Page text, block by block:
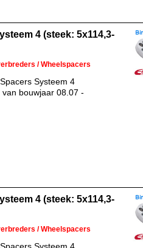
4 (steek: 5x114,3-
/ Wheelspacers
Systeem 4
bouwjaar 08.07 -
4 (steek: 5x114,3-
/ Wheelspacers